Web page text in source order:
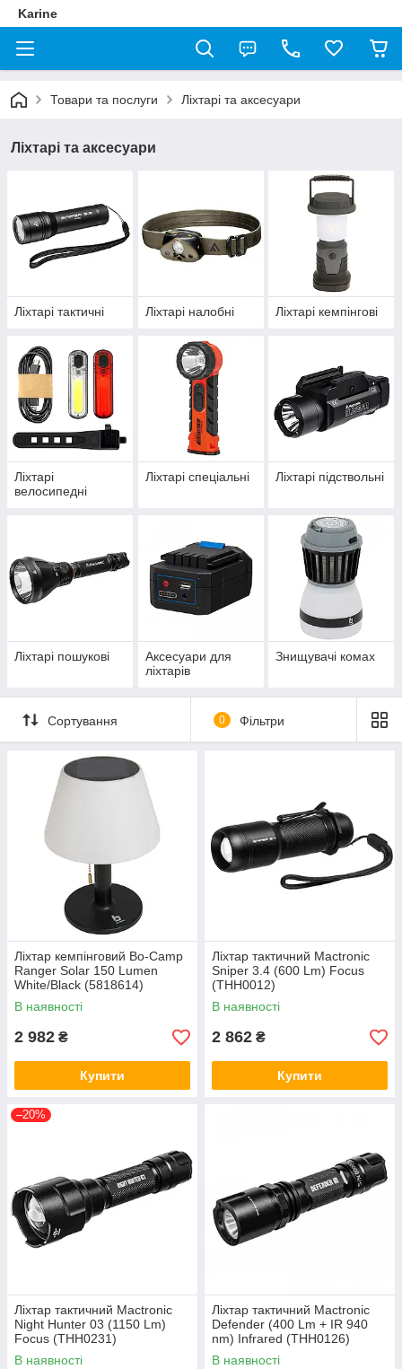
Karine
Товари та послуги Ліхтарі та аксесуари
Ліхтарі та аксесуари
Ліхтарі тактичні Ліхтарі налобні Ліхтарі кемпінгові
Ліхтарі
велосипедні
Ліхтарі спеціальні Ліхтарі підствольні
Ліхтарі пошукові
Аксесуари для
ліхтарів
Знищувачі комах
Сортування 0 Фільтри
Ліхтар кемпінговий Bo-Camp
Ranger Solar 150 Lumen
White/Black (5818614)
В наявності
2 982 ₴
Купити
Ліхтар тактичний Mactronic
Sniper 3.4 (600 Lm) Focus
(THH0012)
В наявності
2 862 ₴
Купити
–20%
Ліхтар тактичний Mactronic
Night Hunter 03 (1150 Lm)
Focus (THH0231)
В наявності
Ліхтар тактичний Mactronic
Defender (400 Lm + IR 940
nm) Infrared (THH0126)
В наявності